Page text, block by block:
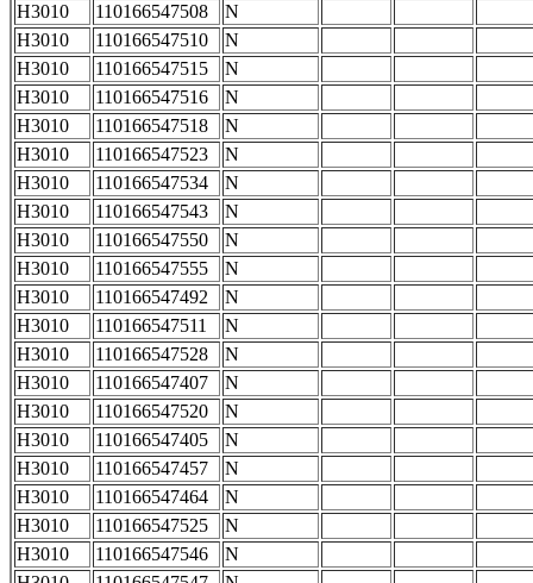
H3010
110166547508
N
H3010
110166547510
N
H3010
110166547515
N
H3010
110166547516
N
H3010
110166547518
N
H3010
110166547523
N
H3010
110166547534
N
H3010
110166547543
N
H3010
110166547550
N
H3010
110166547555
N
H3010
110166547492
N
H3010
110166547511
N
H3010
110166547528
N
H3010
110166547407
N
H3010
110166547520
N
H3010
110166547405
N
H3010
110166547457
N
H3010
110166547464
N
H3010
110166547525
N
H3010
110166547546
N